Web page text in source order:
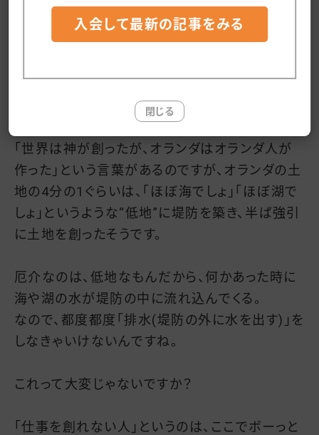
けですが、この透明な空間に名前を付けていない
(名前を知らない)人にとっては、目の前には何も
つまり、知識が無いと考えることすらできない。
「世界は神が創ったが、オランダはオランダ人が
作った」という言葉があるのですが、オランダの土
地の4分の1ぐらいは、「ほぼ海でしょ」「ほぼ湖で
しょ」というような“低地”に堤防を築き、半ば強引
に土地を創ったそうです。
厄介なのは、低地なもんだから、何かあった時に
海や湖の水が堤防の中に流れ込んでくる。
なので、都度都度「排水(堤防の外に水を出す)」を
しなきゃいけないんですね。
これって大変じゃないですか？
「仕事を創れない人」というのは、ここでボーっと
入会して最新の記事をみる
閉じる